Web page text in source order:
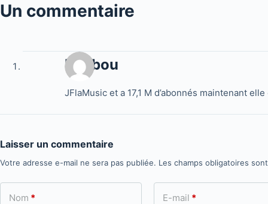
Un commentaire
boubou
JFlaMusic et a 17,1 M d’abonnés maintenant
Laisser un commentaire
Votre adresse e-mail ne sera pas publiée. Les champs obligatoires
Nom * E-mail *